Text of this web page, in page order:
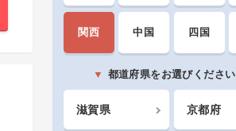
関西 中国 四国
都道府県をお選びください
滋賀県 京都府